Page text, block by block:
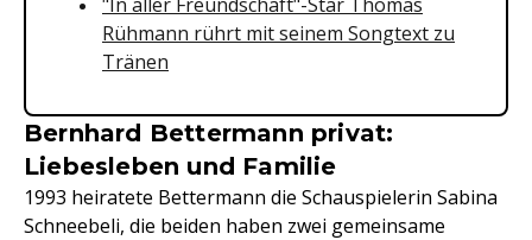
Rühmann rührt mit seinem Songtext zu
Tränen
Bernhard Bettermann privat:
Liebesleben und Familie
1993 heiratete Bettermann die Schauspielerin Sabina
Schneebeli, die beiden haben zwei gemeinsame